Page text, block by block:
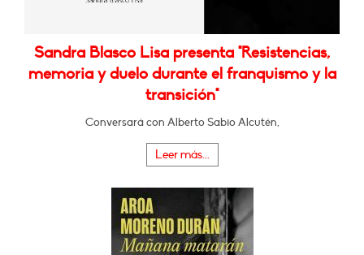
Sandra Blasco Lisa presenta "Resistencias,
memoria y duelo durante el franquismo y la
transición"
Conversará con Alberto Sabio Alcutén,
Leer más...